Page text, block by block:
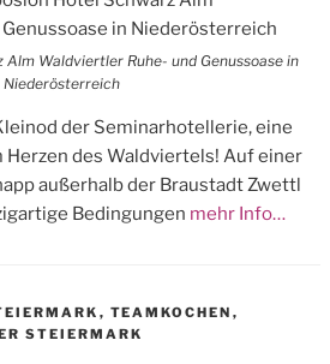
Waldviertler Ruhe- und Genussoase in
Niederösterreich
der Seminarhotellerie, eine
Herzen des Waldviertels! Auf einer
außerhalb der Braustadt Zwettl
Bedingungen mehr Info…
, TEAMKOCHEN ,
STEIERMARK